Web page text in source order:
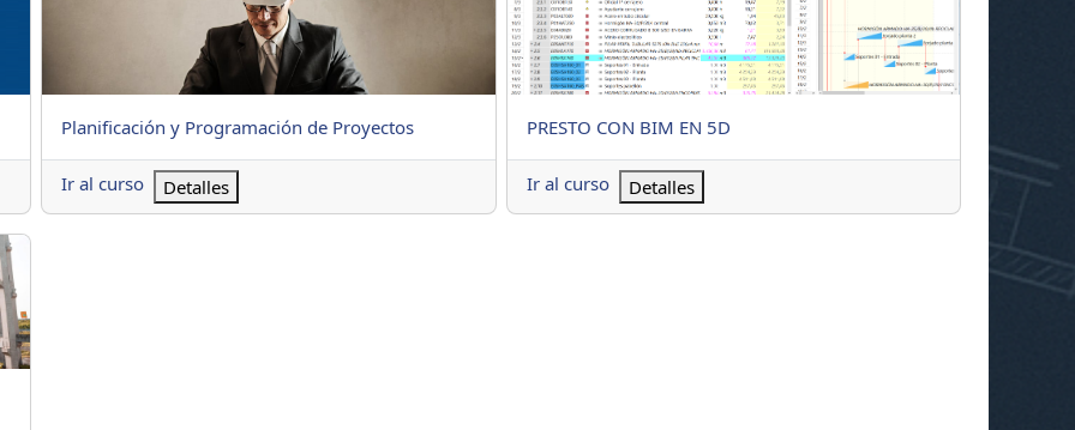
Nombre del curso
Planificación y Programación de Proyectos
Ir al curso Detalles
Nombre del curso
PRESTO CON BIM EN 5D
Ir al curso Detalles